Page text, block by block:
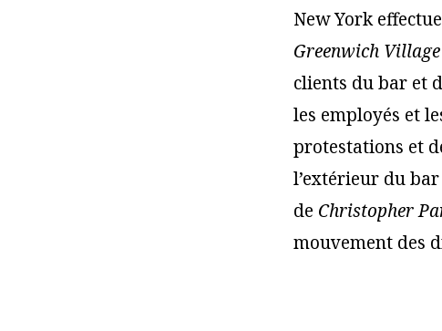
New York
Greenwich Village
clients du bar et
les employés et
protestations et
l’extérieur du
de Christopher
mouvement des